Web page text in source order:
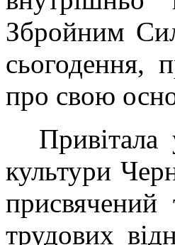
Збройним
сьогодення,
про свою
Привітала
культури
присвячений
трудових